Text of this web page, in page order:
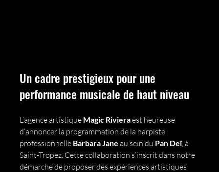
Un cadre prestigieux pour une
performance musicale de haut niveau
L’agence artistique Magic Riviera est heureuse
d’annoncer la programmation de la harpiste
professionnelle Barbara Jane au sein du Pan Deï, à
Saint-Tropez. Cette collaboration s’inscrit dans notre
démarche de proposer des expériences artistiques